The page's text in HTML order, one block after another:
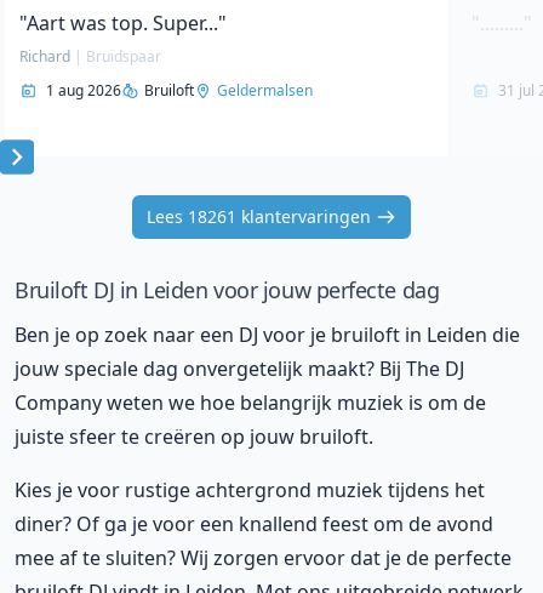
"Aart was top. Super..."
Richard | Bruidspaar
1 aug 2026
Bruiloft Geldermalsen
"........."
31 jul
Item
Lees 18261 klantervaringen
Bruiloft DJ in Leiden voor jouw perfecte dag
Ben je op zoek naar een DJ voor je bruiloft in Leiden die
jouw speciale dag onvergetelijk maakt? Bij The DJ
Company weten we hoe belangrijk muziek is om de
juiste sfeer te creëren op jouw bruiloft.
Kies je voor rustige achtergrond muziek tijdens het
diner? Of ga je voor een knallend feest om de avond
mee af te sluiten? Wij zorgen ervoor dat je de perfecte